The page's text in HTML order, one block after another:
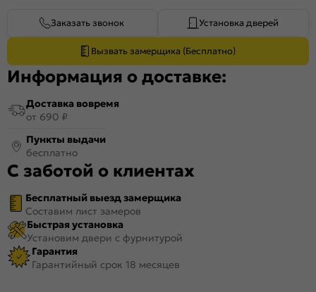
Заказать звонок Установка дверей
Вызвать замерщика (Бесплатно)
Информация о доставке:
Доставка вовремя
от 690 ₽
Пункты выдачи
бесплатно
С заботой о клиентах
Бесплатный выезд замерщика
Составим лист замеров
Быстрая установка
Установим двери с фурнитурой
Гарантия
Гарантийный срок 18 месяцев